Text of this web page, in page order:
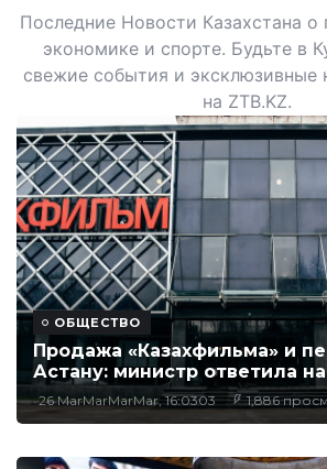
Последние Новости Казахстана о
экономике и спорте. Будьте в
свежие события и эксклюзивные
на ZTB.KZ.
ОБЩЕСТВО
Продажа «Казахфильма» и
Астану: министр ответила
26 MarMarMarMar, 16:0303 1,886